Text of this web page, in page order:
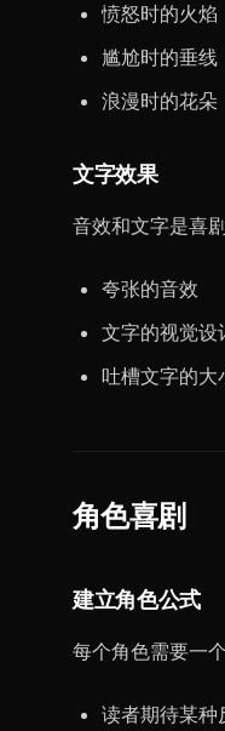
愤怒时的火焰
尴尬时的垂线
浪漫时的花朵
文字效果
音效和文字是喜
夸张的音效
文字的视觉设
吐槽文字的大
角色喜剧
建立角色公式
每个角色需要一
读者期待某种